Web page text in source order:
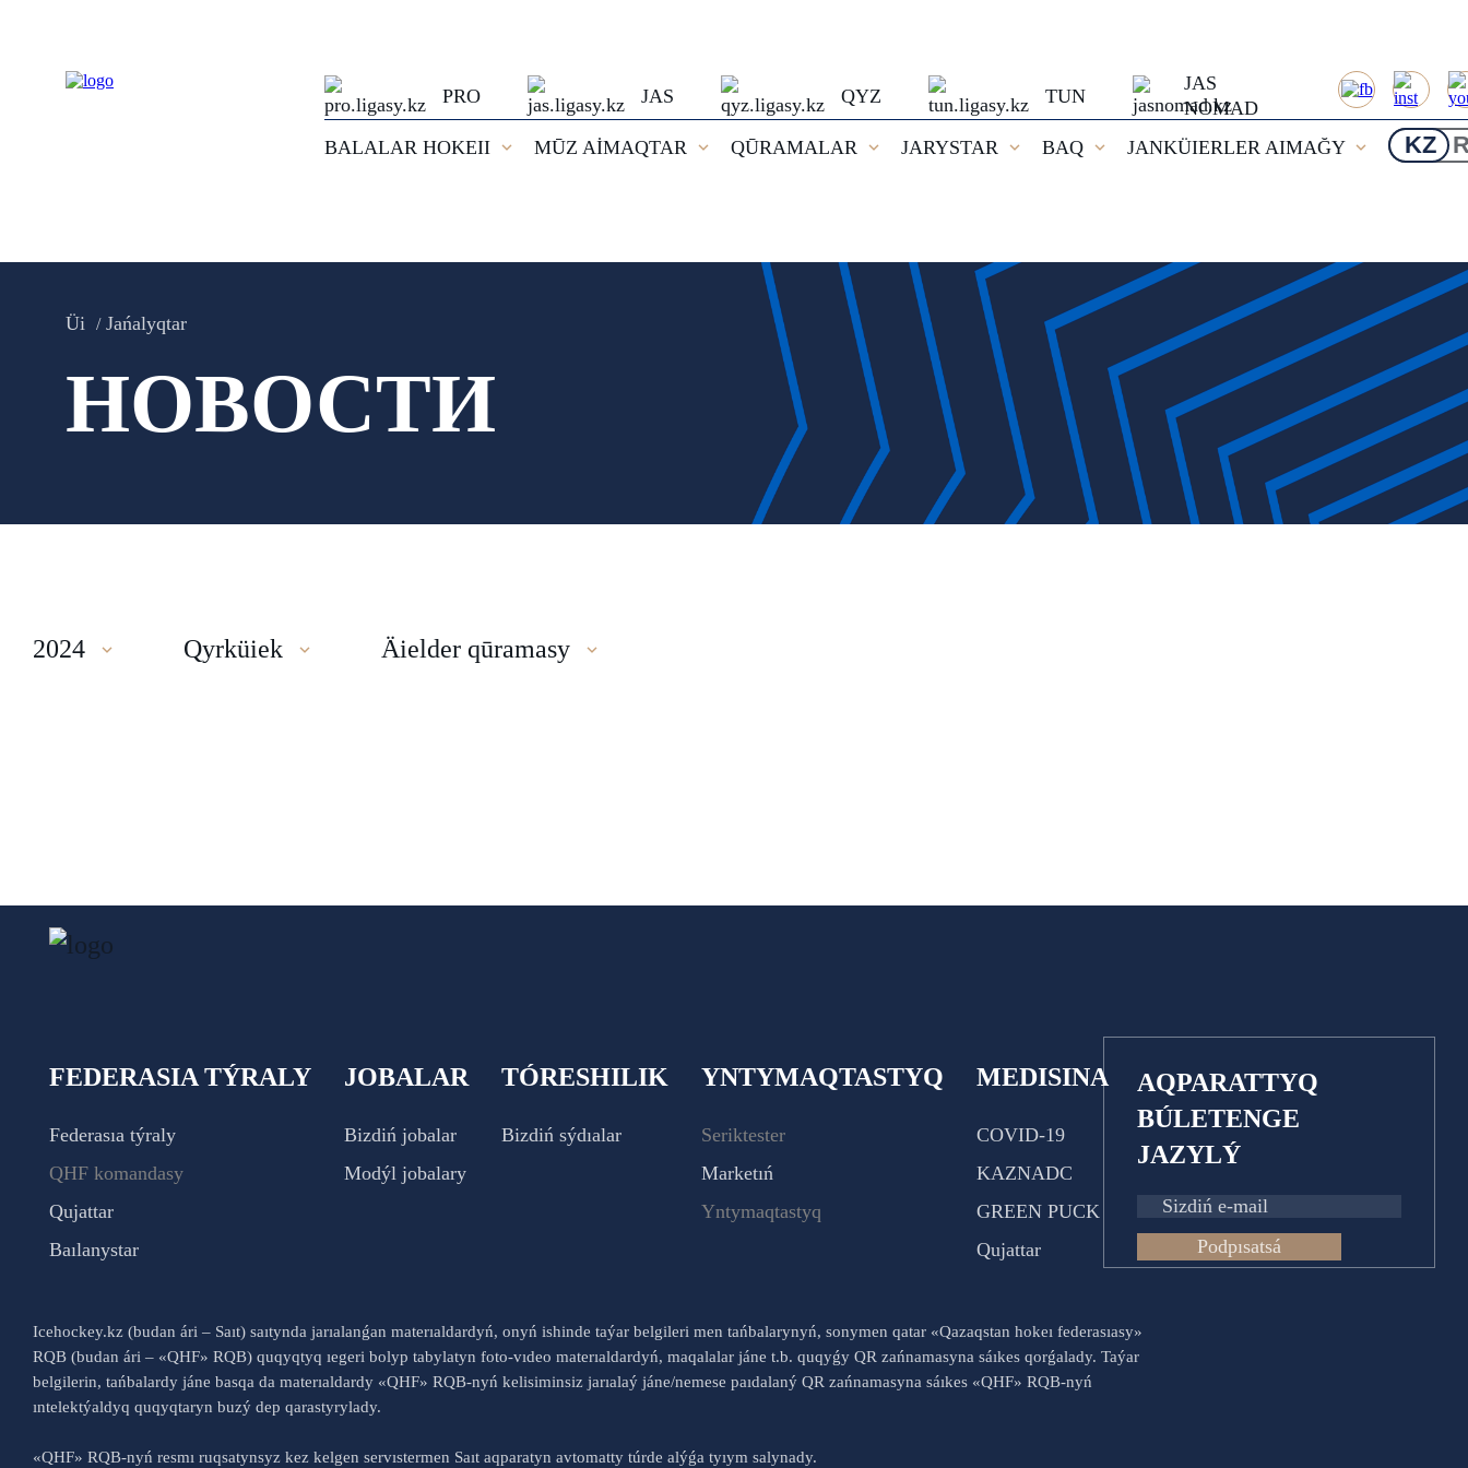
PRO JAS QYZ TUN
JAS
NOMAD
BALALAR HOKEII
MŪZ AİMAQTAR QŪRAMALAR JARYSTAR BAQ JANKÜIERLER AIMAĞY KZ
Üi Jańalyqtar
НОВОСТИ
2024 Qyrküiek Äielder qūramasy
FEDERASIA TÝRALY
Federasıa týraly
QHF komandasy
Qujattar
Baılanystar
JOBALAR
Bizdiń jobalar
Modýl jobalary
TÓRESHILIK
Bizdiń sýdıalar
YNTYMAQTASTYQ
Seriktester
Marketıń
Yntymaqtastyq
MEDISINA
COVID-19
KAZNADC
GREEN PUCK
Qujattar
AQPARATTYQ
BÚLETENGE
JAZYLÝ
Podpısatsá
Icehockey.kz (budan ári – Saıt) saıtynda jarıalanǵan materıaldardyń, onyń ishinde taýar belgileri men tańbalarynyń, sonymen qatar «Qazaqstan hokeı federasıasy»
RQB (budan ári – «QHF» RQB) quqyqtyq ıegeri bolyp tabylatyn foto-vıdeo materıaldardyń, maqalalar jáne t.b. quqyǵy QR zańnamasyna sáıkes qorǵalady. Taýar
belgilerin, tańbalardy jáne basqa da materıaldardy «QHF» RQB-nyń kelisiminsiz jarıalaý jáne/nemese paıdalaný QR zańnamasyna sáıkes «QHF» RQB-nyń
ıntelektýaldyq quqyqtaryn buzý dep qarastyrylady.
«QHF» RQB-nyń resmı ruqsatynsyz kez kelgen servıstermen Saıt aqparatyn avtomatty túrde alýǵa tyıym salynady.